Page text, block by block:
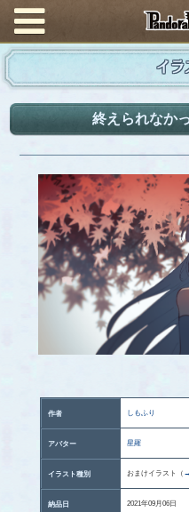
イラ
終えられなか
作者 しもふり
アバター 星羅
イラスト種別 おまけイラスト（
納品日 2021年09月06日